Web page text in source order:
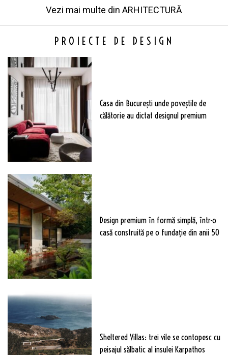
Vezi mai multe din ARHITECTURĂ
PROIECTE DE DESIGN
Casa din București unde poveștile de
călătorie au dictat designul premium
Design premium în formă simplă, într-o
casă construită pe o fundație din anii 50
Sheltered Villas: trei vile se contopesc cu
peisajul sălbatic al insulei Karpathos